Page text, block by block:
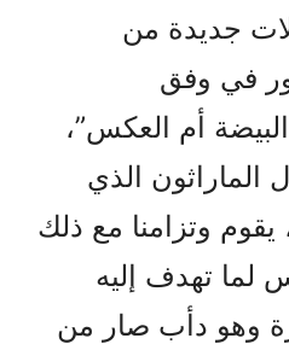
جديدة من
في وفق
أم العکس”،
الماراثون الذي
وتزامنا مع ذلك
لما تهدف إليه
وهو دأب صار من